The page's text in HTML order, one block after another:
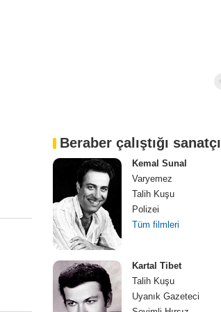
Beraber çalıştığı sanatçı
Kemal Sunal
Varyemez
Talih Kuşu
Polizei
Tüm filmleri
Kartal Tibet
Talih Kuşu
Uyanık Gazeteci